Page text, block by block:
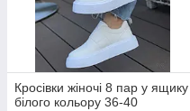
Кросівки жіночі 8 пар у ящику
білого кольору 36-40